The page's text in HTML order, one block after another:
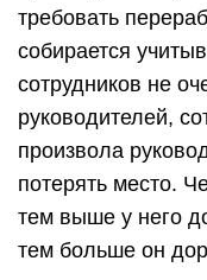
требовать
собирается
сотрудников не
руководителей,
произвола
потерять место.
тем выше у него
тем больше он